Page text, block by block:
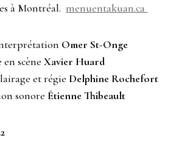
à Montréal.menuentakuan.ca
Omer St-Onge
en scène Xavier Huard
et régie Delphine Rochefort
sonore Étienne Thibeault